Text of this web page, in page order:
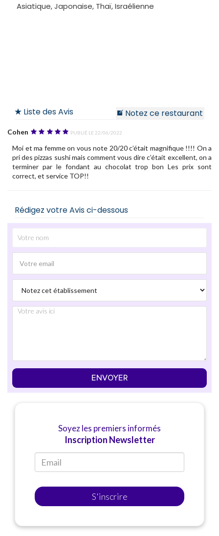
Asiatique, Japonaise, Thaï, Israélienne
Liste des Avis Notez ce restaurant
Cohen
Publié le 22/06/2022
Moi et ma femme on vous note 20/20 c’était magnifique !!!! On a
pri des pizzas sushi mais comment vous dire c’était excellent, on a
terminer par le fondant au chocolat trop bon Les prix sont
correct, et service TOP!!
Rédigez votre Avis ci-dessous
ENVOYER
Soyez les premiers informés
Inscription Newsletter
S'inscrire